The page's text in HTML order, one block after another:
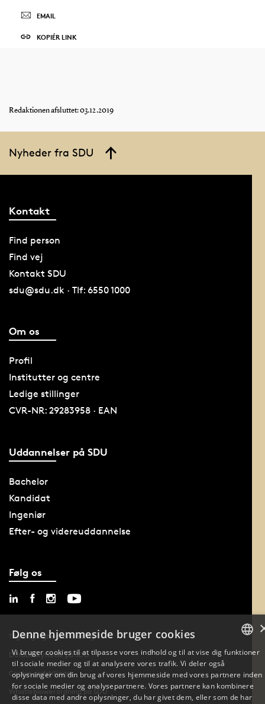
EMAIL
KOPIÉR LINK
Redaktionen afsluttet: 03.12.2019
Nyheder fra SDU
Kontakt
Find person
Find vej
Kontakt SDU
sdu@sdu.dk · Tlf: 6550 1000
Om os
Profil
Institutter og centre
Ledige stillinger
CVR-NR: 29283958 · EAN
Uddannelser på SDU
Bachelor
Kandidat
Ingeniør
Efter- og videreuddannelse
Følg os
Tilgængelighedserklæring
Databeskyttelse på SDU
Cookie-indstillinger
Whistleblowerordning på SDU ENGLISH
Denne hjemmeside bruger cookies
Vi bruger cookies til at tilpasse vores indhold og til at vise dig funktioner
til sociale medier og til at analysere vores trafik. Vi deler også
oplysninger om din brug af vores hjemmeside med vores partnere inden
for sociale medier og analysepartnere. Vores partnere kan kombinere
disse data med andre oplysninger, du har givet dem, eller som de har